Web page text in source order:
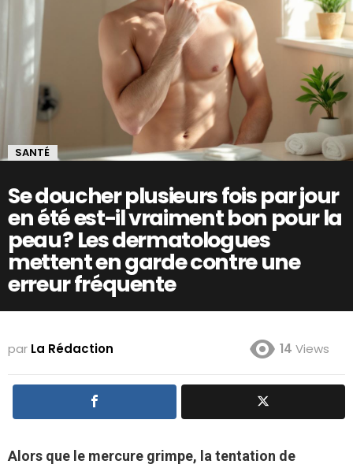
SANTÉ
Se doucher plusieurs fois par jour
en été est-il vraiment bon pour la
peau ? Les dermatologues
mettent en garde contre une
erreur fréquente
par La Rédaction 14 Views
Alors que le mercure grimpe, la tentation de